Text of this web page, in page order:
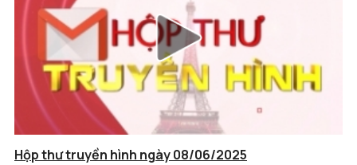
Hộp thư truyền hình ngày 08/06/2025